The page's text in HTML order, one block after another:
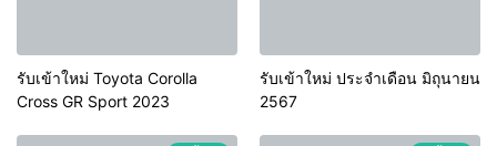
รับเข้าใหม่ Toyota Corolla
Cross GR Sport 2023
รับเข้าใหม่ ประจำเดือน มิถุนายน
2567